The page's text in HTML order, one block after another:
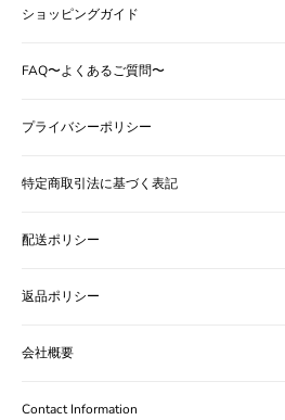
ショッピングガイド
FAQ〜よくあるご質問〜
プライバシーポリシー
特定商取引法に基づく表記
配送ポリシー
返品ポリシー
会社概要
Contact Information